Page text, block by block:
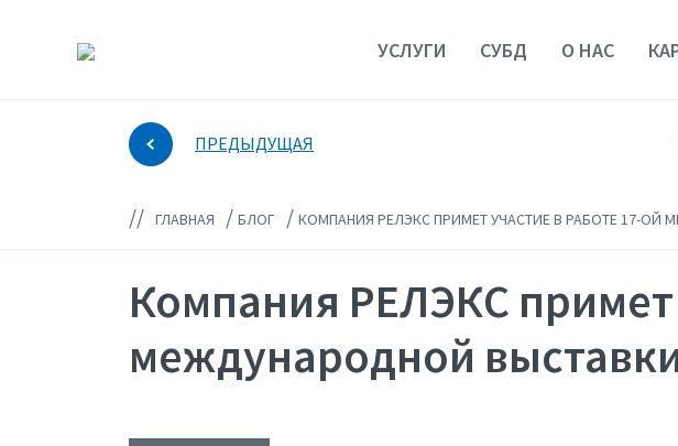
УСЛУГИ СУБД О НАС
ПРЕДЫДУЩАЯ
// ГЛАВНАЯ / БЛОГ / КОМПАНИЯ РЕЛЭКС ПРИМЕТ УЧАСТИЕ В РАБОТЕ 17-ОЙ
Компания РЕЛЭКС примет
международной